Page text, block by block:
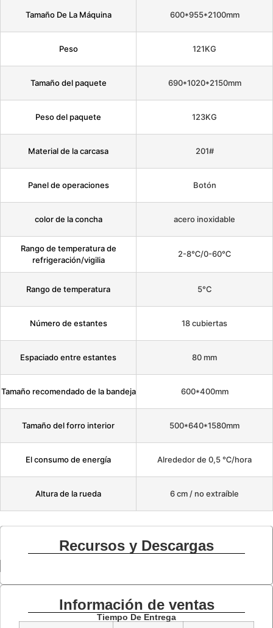
Tamaño De La Máquina 600*955*2100mm
Peso 121KG
Tamaño del paquete 690*1020*2150mm
Peso del paquete 123KG
Material de la carcasa 201#
Panel de operaciones Botón
color de la concha acero inoxidable
Rango de temperatura de
refrigeración/vigilia
2-8℃/0-60℃
Rango de temperatura 5°C
Número de estantes 18 cubiertas
Espaciado entre estantes 80 mm
Tamaño recomendado de la bandeja 600*400mm
Tamaño del forro interior 500*640*1580mm
El consumo de energía Alrededor de 0,5 ℃/hora
Altura de la rueda 6 cm / no extraíble
Recursos y Descargas
Información de ventas
Tiempo De Entrega